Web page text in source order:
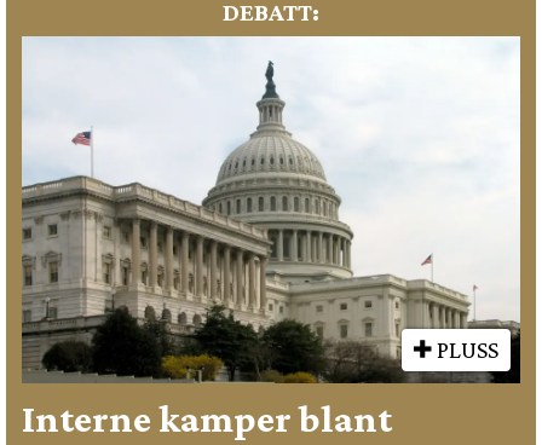
DEBATT:
PLUSS
Interne kamper blant